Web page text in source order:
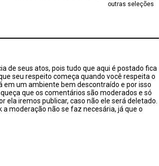
outras seleções
de seus atos, pois tudo que aqui é postado fica
seu respeito começa quando você respeita o
um ambiente bem descontraído e por isso
que os comentários são moderados e só
ela iremos publicar, caso não ele será deletado.
a moderação não se faz necesária, já que o